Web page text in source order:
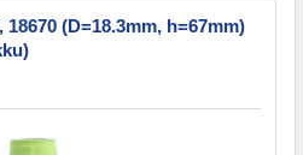
18670 (D=18.3mm, h=67mm)